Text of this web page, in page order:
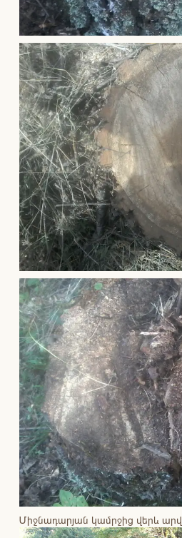
Միջնադարյան կամրջից վերև